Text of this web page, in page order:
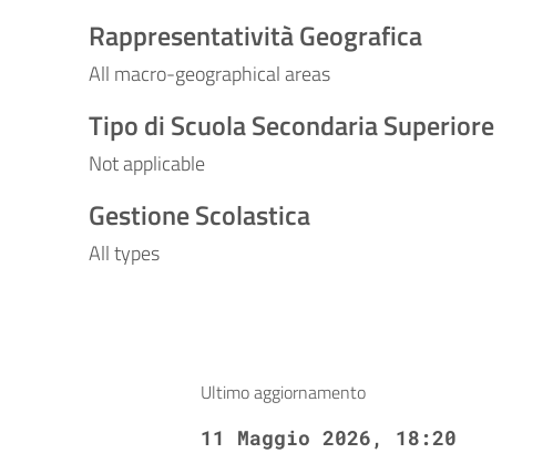
Rappresentatività Geografica
All macro-geographical areas
Tipo di Scuola Secondaria Superiore
Not applicable
Gestione Scolastica
All types
Ultimo aggiornamento
11 Maggio 2026, 18:20